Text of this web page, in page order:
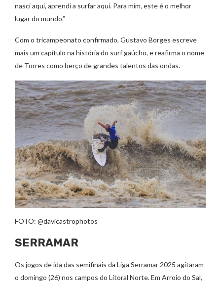
nasci aqui, aprendi a surfar aqui. Para mim, este é o melhor
lugar do mundo.”
Com o tricampeonato confirmado, Gustavo Borges escreve
mais um capítulo na história do surf gaúcho, e reafirma o nome
de Torres como berço de grandes talentos das ondas.
FOTO: @davicastrophotos
SERRAMAR
Os jogos de ida das semifinais da Liga Serramar 2025 agitaram
o domingo (26) nos campos do Litoral Norte. Em Arroio do Sal,